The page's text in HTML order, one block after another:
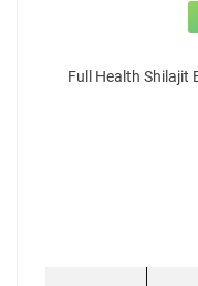
Full Health